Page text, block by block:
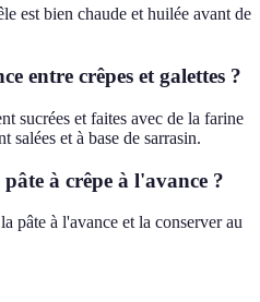
est bien chaude et huilée avant de
entre crêpes et galettes ?
sucrées et faites avec de la farine
salées et à base de sarrasin.
à crêpe à l'avance ?
pâte à l'avance et la conserver au